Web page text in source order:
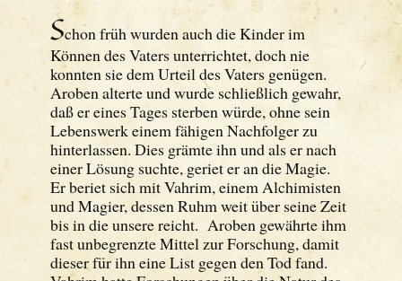
Schon früh wurden auch die Kinder im
Können des Vaters unterrichtet, doch nie
konnten sie dem Urteil des Vaters genügen.
Aroben alterte und wurde schließlich gewahr,
daß er eines Tages sterben würde, ohne sein
Lebenswerk einem fähigen Nachfolger zu
hinterlassen. Dies grämte ihn und als er nach
einer Lösung suchte, geriet er an die Magie.
Er beriet sich mit Vahrim, einem Alchimisten
und Magier, dessen Ruhm weit über seine Zeit
bis in die unsere reicht. Aroben gewährte ihm
fast unbegrenzte Mittel zur Forschung, damit
dieser für ihn eine List gegen den Tod fand.